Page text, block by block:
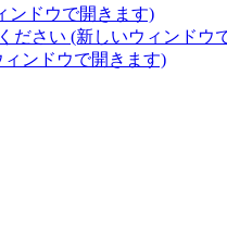
ンドウで開きます)
ださい (新しいウィンドウ
ィンドウで開きます)